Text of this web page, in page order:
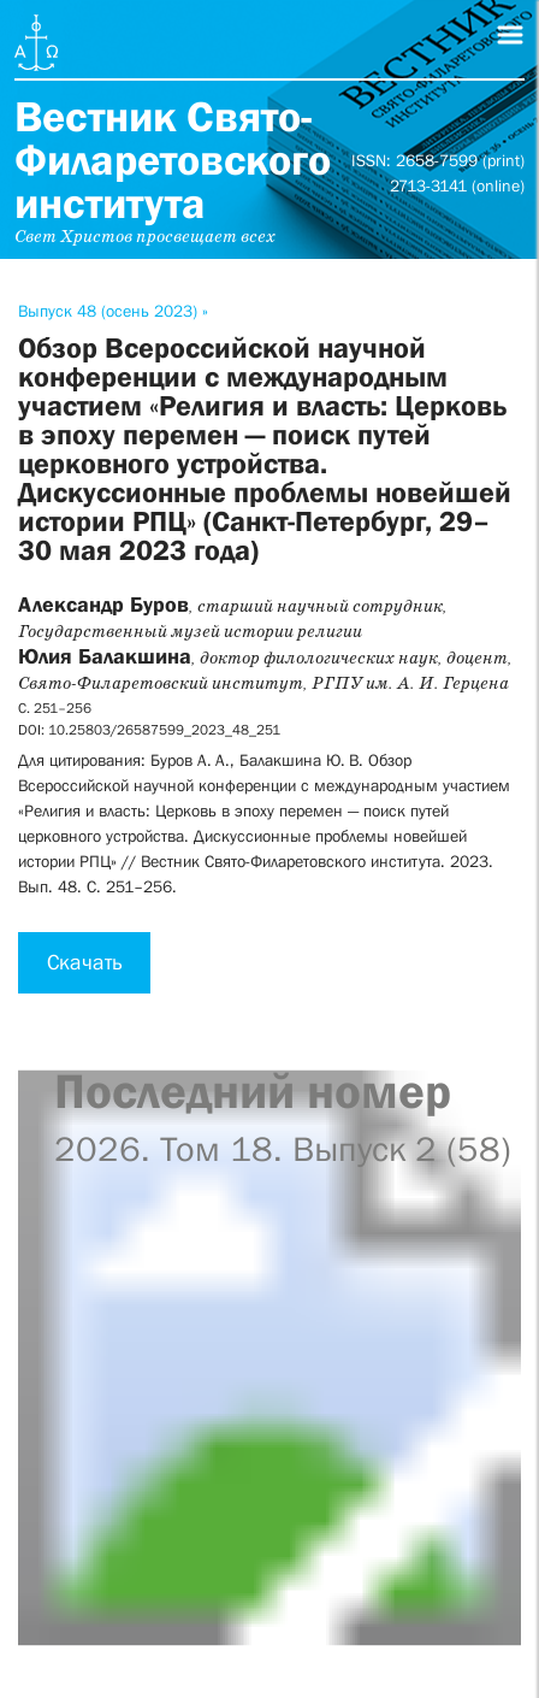
Вестник Свято-
Филаретовского
института
Свет Христов просвещает всех
ISSN: 2658-7599 (print)
2713-3141 (online)
Выпуск 48 (осень 2023) »
Обзор Всероссийской научной
конференции с международным
участием «Религия и власть: Церковь
в эпоху перемен — поиск путей
церковного устройства.
Дискуссионные проблемы новейшей
истории РПЦ» (Санкт-Петербург, 29–
30 мая 2023 года)
Александр Буров, старший научный сотрудник,
Государственный музей истории религии
Юлия Балакшина, доктор филологических наук, доцент,
Свято-Филаретовский институт, РГПУ им. А. И. Герцена
С. 251–256
DOI: 10.25803/26587599_2023_48_251
Для цитирования: Буров А. А., Балакшина Ю. В. Обзор
Всероссийской научной конференции с международным участием
«Религия и власть: Церковь в эпоху перемен — поиск путей
церковного устройства. Дискуссионные проблемы новейшей
истории РПЦ» // Вестник Свято-Филаретовского института. 2023.
Вып. 48. С. 251–256.
Скачать
Последний номер
2026. Том 18. Выпуск 2 (58)